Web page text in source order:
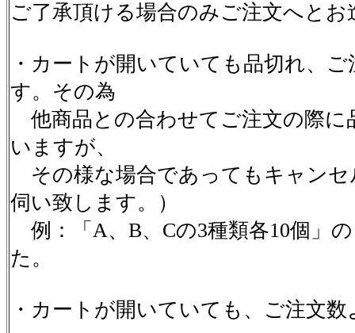
ご了承頂ける場合のみご注文へとお
・カートが開いていても品切れ、
す。その為
他商品との合わせてご注文の際に
いますが、
その様な場合であってもキャンセ
伺い致します。）
例：「A、B、Cの3種類各10個」
た。
・カートが開いていても、ご注文